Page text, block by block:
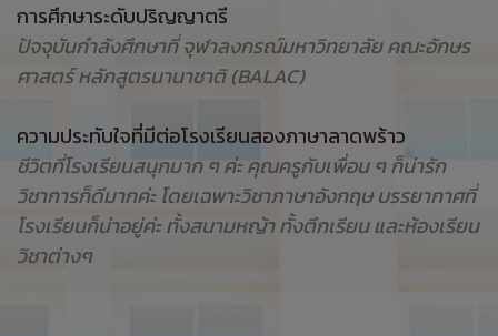
การศึกษาระดับปริญญาตรี
ปัจจุบันกำลังศึกษาที่ จุฬาลงกรณ์มหาวิทยาลัย คณะอักษร
ศาสตร์ หลักสูตรนานาชาติ (BALAC)
ความประทับใจที่มีต่อโรงเรียนสองภาษาลาดพร้าว
ชีวิตที่โรงเรียนสนุกมาก ๆ ค่ะ คุณครูกับเพื่อน ๆ ก็น่ารัก
วิชาการก็ดีมากค่ะ โดยเฉพาะวิชาภาษาอังกฤษ บรรยากาศที่
โรงเรียนก็น่าอยู่ค่ะ ทั้งสนามหญ้า ทั้งตึกเรียน และห้องเรียน
วิชาต่างๆ